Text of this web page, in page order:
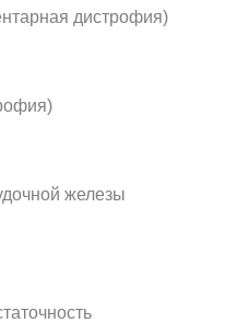
дистрофия)
железы